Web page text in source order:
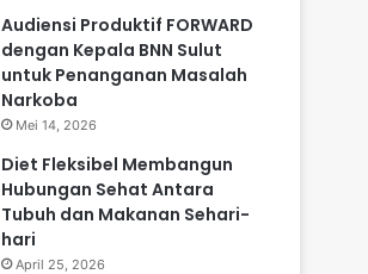
Audiensi Produktif FORWARD
dengan Kepala BNN Sulut
untuk Penanganan Masalah
Narkoba
Mei 14, 2026
Diet Fleksibel Membangun
Hubungan Sehat Antara
Tubuh dan Makanan Sehari-
hari
April 25, 2026